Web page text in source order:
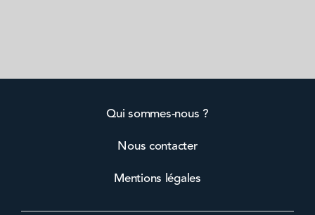
Qui sommes-nous ?
Nous contacter
Mentions légales